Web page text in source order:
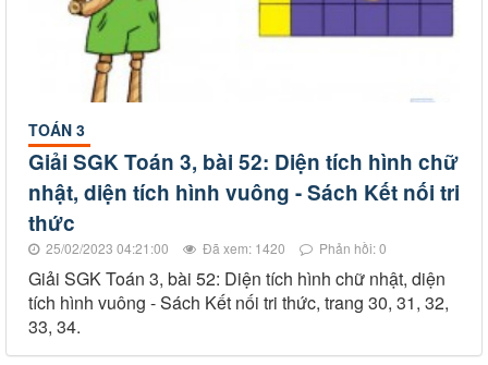
TOÁN 3
Giải SGK Toán 3, bài 52: Diện tích hình chữ
nhật, diện tích hình vuông - Sách Kết nối tri
thức
25/02/2023 04:21:00 Đã xem: 1420 Phản hồi: 0
Giải SGK Toán 3, bài 52: Diện tích hình chữ nhật, diện
tích hình vuông - Sách Kết nối tri thức, trang 30, 31, 32,
33, 34.